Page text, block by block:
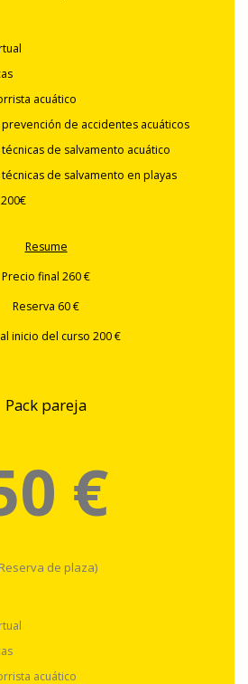
acuático
de accidentes acuáticos
de salvamento acuático
de salvamento en playas
Resume
Precio final 260 €
Reserva 60 €
inicio del curso 200 €
Pack pareja
€
de plaza)
acuático